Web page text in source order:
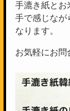
手漉き紙とお
手で感じなが
なります。
お気軽にお問